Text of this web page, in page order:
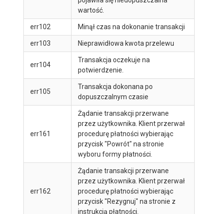
wartość.
err102 Minął czas na dokonanie transakcji
err103 Nieprawidłowa kwota przelewu
err104
Transakcja oczekuje na
potwierdzenie.
err105
Transakcja dokonana po
dopuszczalnym czasie
err161
Żądanie transakcji przerwane
przez użytkownika. Klient przerwał
procedurę płatności wybierając
przycisk "Powrót" na stronie
wyboru formy płatności.
err162
Żądanie transakcji przerwane
przez użytkownika. Klient przerwał
procedurę płatności wybierając
przycisk "Rezygnuj" na stronie z
instrukcją płatności.